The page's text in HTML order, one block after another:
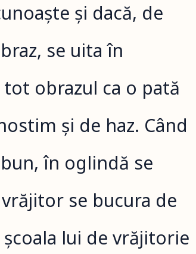
și dacă, de
se uita în
obrazul ca o pată
și de haz. Când
în oglindă se
se bucura de
lui de vrăjitorie